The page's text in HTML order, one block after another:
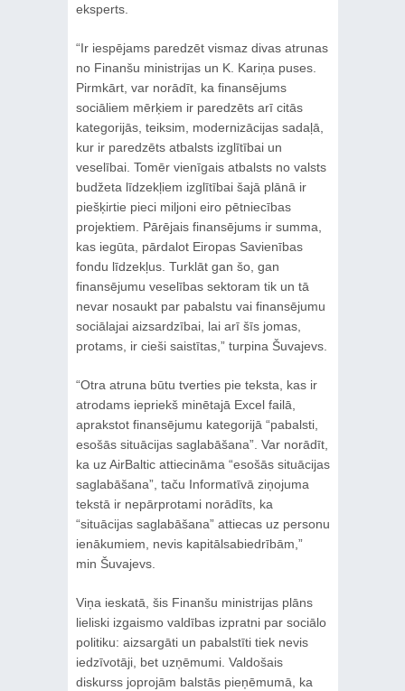
eksperts.
“Ir iespējams paredzēt vismaz divas atrunas
no Finanšu ministrijas un K. Kariņa puses.
Pirmkārt, var norādīt, ka finansējums
sociāliem mērķiem ir paredzēts arī citās
kategorijās, teiksim, modernizācijas sadaļā,
kur ir paredzēts atbalsts izglītībai un
veselībai. Tomēr vienīgais atbalsts no valsts
budžeta līdzekļiem izglītībai šajā plānā ir
piešķirtie pieci miljoni eiro pētniecības
projektiem. Pārējais finansējums ir summa,
kas iegūta, pārdalot Eiropas Savienības
fondu līdzekļus. Turklāt gan šo, gan
finansējumu veselības sektoram tik un tā
nevar nosaukt par pabalstu vai finansējumu
sociālajai aizsardzībai, lai arī šīs jomas,
protams, ir cieši saistītas,” turpina Šuvajevs.
“Otra atruna būtu tverties pie teksta, kas ir
atrodams iepriekš minētajā Excel failā,
aprakstot finansējumu kategorijā “pabalsti,
esošās situācijas saglabāšana”. Var norādīt,
ka uz AirBaltic attiecināma “esošās situācijas
saglabāšana”, taču Informatīvā ziņojuma
tekstā ir nepārprotami norādīts, ka
“situācijas saglabāšana” attiecas uz personu
ienākumiem, nevis kapitālsabiedrībām,”
min Šuvajevs.
Viņa ieskatā, šis Finanšu ministrijas plāns
lieliski izgaismo valdības izpratni par sociālo
politiku: aizsargāti un pabalstīti tiek nevis
iedzīvotāji, bet uzņēmumi. Valdošais
diskurss joprojām balstās pieņēmumā, ka